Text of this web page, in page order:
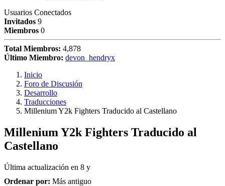
Usuarios Conectados
Invitados 9
Miembros 0
Total Miembros: 4,878
Último Miembro: devon_hendryx
Inicio
Foro de Discusión
Desarrollo
Traducciones
Millenium Y2k Fighters Traducido al Castellano
Millenium Y2k Fighters Traducido al
Castellano
Última actualización en 8 y
Ordenar por: Más antiguo